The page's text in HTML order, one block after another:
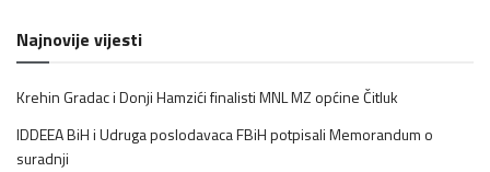
Najnovije vijesti
Krehin Gradac i Donji Hamzići finalisti MNL MZ općine Čitluk
IDDEEA BiH i Udruga poslodavaca FBiH potpisali Memorandum o
suradnji